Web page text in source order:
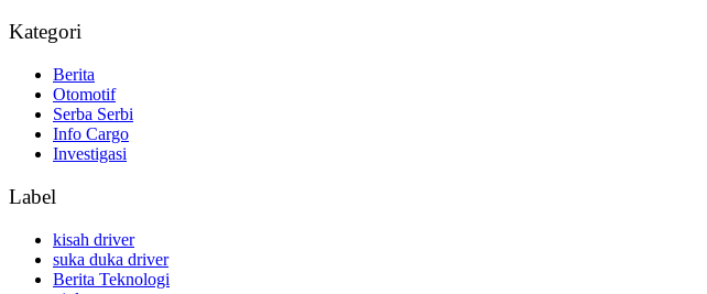
Kategori
Berita
Otomotif
Serba Serbi
Info Cargo
Investigasi
Label
kisah driver
suka duka driver
Berita Teknologi